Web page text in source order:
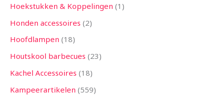
Hoekstukken & Koppelingen 1
Honden accessoires 2
Hoofdlampen 18
Houtskool barbecues 23
Kachel Accessoires 18
Kampeerartikelen 559